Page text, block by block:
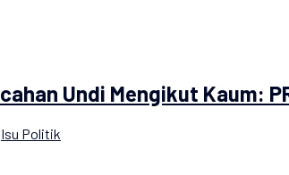
Undi Mengikut Kaum:
Isu Politik